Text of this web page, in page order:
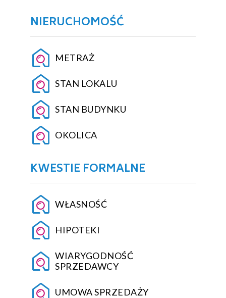
NIERUCHOMOŚĆ
METRAŻ
STAN LOKALU
STAN BUDYNKU
OKOLICA
KWESTIE FORMALNE
WŁASNOŚĆ
HIPOTEKI
WIARYGODNOŚĆ
SPRZEDAWCY
UMOWA SPRZEDAŻY